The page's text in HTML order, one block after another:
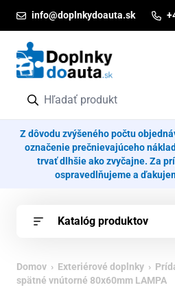
info@doplnkydoauta.sk
Z dôvodu zvýšeného počtu
označenie prečnievajúceho
trvať dlhšie ako zvyčajne. Za
ospravedlňujeme a
Katalóg produktov
Domov › Exteriérové doplnky ›
spätné vnútorné 80x60mm LAMPA